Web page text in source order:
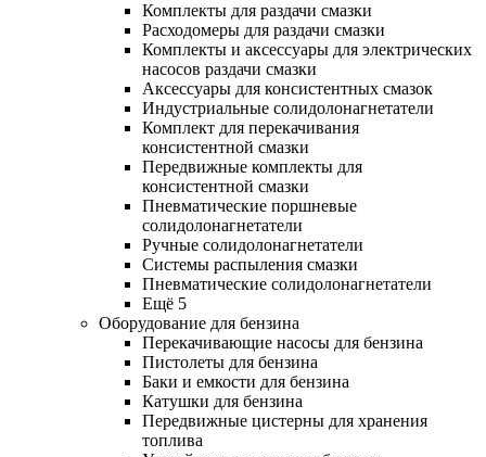
Комплекты для раздачи смазки
Расходомеры для раздачи смазки
Комплекты и аксессуары для электрических
насосов раздачи смазки
Аксессуары для консистентных смазок
Индустриальные солидолонагнетатели
Комплект для перекачивания
консистентной смазки
Передвижные комплекты для
консистентной смазки
Пневматические поршневые
солидолонагнетатели
Ручные солидолонагнетатели
Системы распыления смазки
Пневматические солидолонагнетатели
Ещё 5
Оборудование для бензина
Перекачивающие насосы для бензина
Пистолеты для бензина
Баки и емкости для бензина
Катушки для бензина
Передвижные цистерны для хранения
топлива